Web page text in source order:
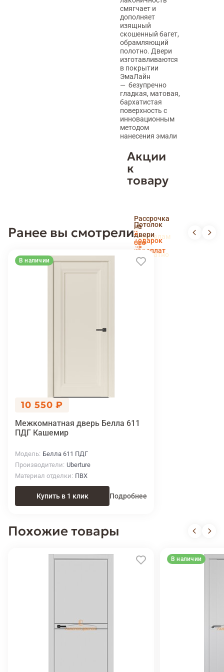
смягчает и
дополняет
изящный
скошенный багет,
обрамляющий
полотно. Двери
изготавливаются
в покрытии
ЭмаЛайн
— безупречно
гладкая, матовая,
бархатистая
поверхность с
инновационным
методом
нанесения эмали
Акции
к
товару
пенсионерам
и
новоселам
Рассрочка
на
двери
без
переплат
Потолок
в
подарок
Доставка
и
установка
беслпатно
Ранее вы смотрели
В наличии
10 550 ₽
Межкомнатная дверь Белла 611
ПДГ Кашемир
Модель Белла 611 ПДГ
Производители Uberture
Материал отделки ПВХ
Купить в 1 клик Подробнее
Похожие товары
В наличии